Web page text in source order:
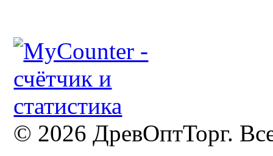
© 2026 ДревОптТорг.